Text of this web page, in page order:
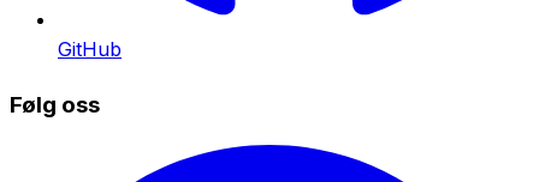
GitHub
Følg oss